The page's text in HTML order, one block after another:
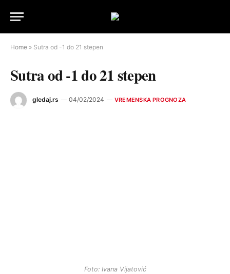
Home » Sutra od -1 do 21 stepen
Sutra od -1 do 21 stepen
gledaj.rs 04/02/2024 VREMENSKA PROGNOZA
Foto: Ivana Vijatović